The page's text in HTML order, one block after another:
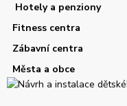
Hotely a penziony
Fitness centra
Zábavní centra
Města a obce